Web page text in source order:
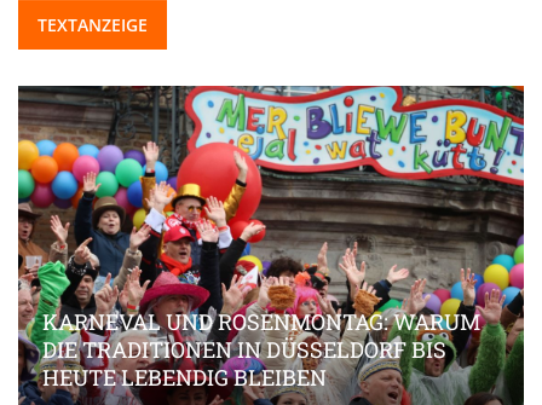
TEXTANZEIGE
KARNEVAL UND ROSENMONTAG: WARUM
DIE TRADITIONEN IN DÜSSELDORF BIS
HEUTE LEBENDIG BLEIBEN